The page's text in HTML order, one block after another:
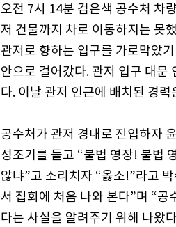
오전 7시 14분 검은색 공수처 차
저 건물까지 차로 이동하지는 못
관저로 향하는 입구를 가로막았
안으로 걸어갔다. 관저 입구 대문
다. 이날 관저 인근에 배치된 경
공수처가 관저 경내로 진입하자
성조기를 들고 “불법 영장! 불법
않냐”고 소리치자 “옳소!”라고
서 집회에 처음 나와 본다”며 “
다는 사실을 알려주기 위해 나왔